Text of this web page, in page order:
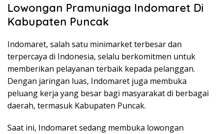
Lowongan Pramuniaga Indomaret Di
Kabupaten Puncak
Indomaret, salah satu minimarket terbesar dan
terpercaya di Indonesia, selalu berkomitmen untuk
memberikan pelayanan terbaik kepada pelanggan.
Dengan jaringan luas, Indomaret juga membuka
peluang kerja yang besar bagi masyarakat di berbagai
daerah, termasuk Kabupaten Puncak.
Saat ini, Indomaret sedang membuka lowongan